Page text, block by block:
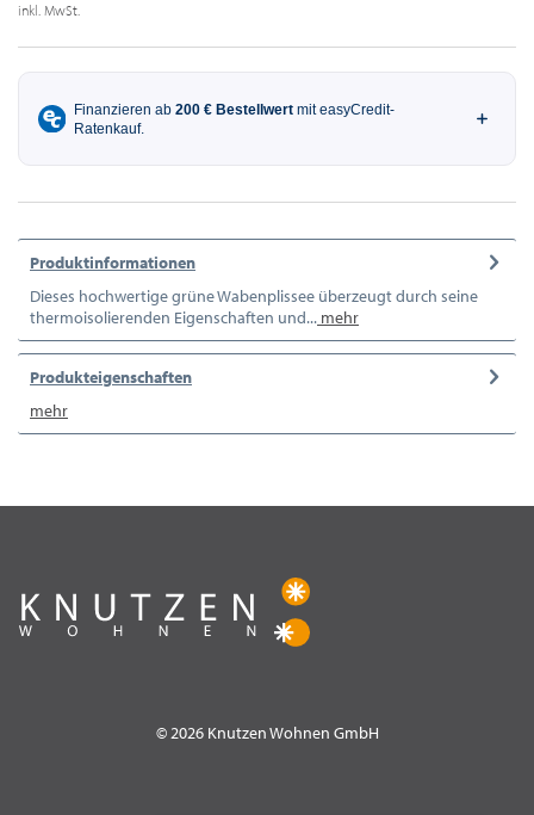
inkl. MwSt.
Produktinformationen
Dieses hochwertige grüne Wabenplissee überzeugt durch seine
thermoisolierenden Eigenschaften und... mehr
Produkteigenschaften
mehr
© 2026 Knutzen Wohnen GmbH